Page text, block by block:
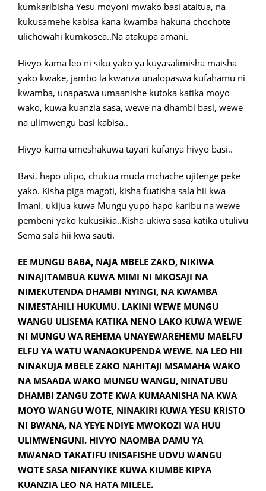
kumkaribisha Yesu moyoni mwako basi ataitua, na
kukusamehe kabisa kana kwamba hakuna chochote
ulichowahi kumkosea..Na atakupa amani.
Hivyo kama leo ni siku yako ya kuyasalimisha maisha
yako kwake, jambo la kwanza unalopaswa kufahamu ni
kwamba, unapaswa umaanishe kutoka katika moyo
wako, kuwa kuanzia sasa, wewe na dhambi basi, wewe
na ulimwengu basi kabisa..
Hivyo kama umeshakuwa tayari kufanya hivyo basi..
Basi, hapo ulipo, chukua muda mchache ujitenge peke
yako. Kisha piga magoti, kisha fuatisha sala hii kwa
Imani, ukijua kuwa Mungu yupo hapo karibu na wewe
pembeni yako kukusikia..Kisha ukiwa sasa katika utulivu
Sema sala hii kwa sauti.
EE MUNGU BABA, NAJA MBELE ZAKO, NIKIWA
NINAJITAMBUA KUWA MIMI NI MKOSAJI NA
NIMEKUTENDA DHAMBI NYINGI, NA KWAMBA
NIMESTAHILI HUKUMU. LAKINI WEWE MUNGU
WANGU ULISEMA KATIKA NENO LAKO KUWA WEWE
NI MUNGU WA REHEMA UNAYEWAREHEMU MAELFU
ELFU YA WATU WANAOKUPENDA WEWE. NA LEO HII
NINAKUJA MBELE ZAKO NAHITAJI MSAMAHA WAKO
NA MSAADA WAKO MUNGU WANGU, NINATUBU
DHAMBI ZANGU ZOTE KWA KUMAANISHA NA KWA
MOYO WANGU WOTE, NINAKIRI KUWA YESU KRISTO
NI BWANA, NA YEYE NDIYE MWOKOZI WA HUU
ULIMWENGUNI. HIVYO NAOMBA DAMU YA
MWANAO TAKATIFU INISAFISHE UOVU WANGU
WOTE SASA NIFANYIKE KUWA KIUMBE KIPYA
KUANZIA LEO NA HATA MILELE.